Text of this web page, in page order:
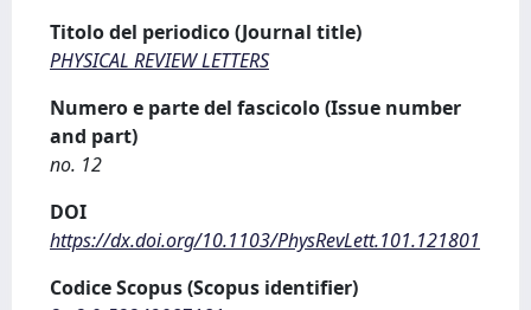
Titolo del periodico (Journal title)
PHYSICAL REVIEW LETTERS
Numero e parte del fascicolo (Issue number
and part)
no. 12
DOI
https://dx.doi.org/10.1103/PhysRevLett.101.121801
Codice Scopus (Scopus identifier)